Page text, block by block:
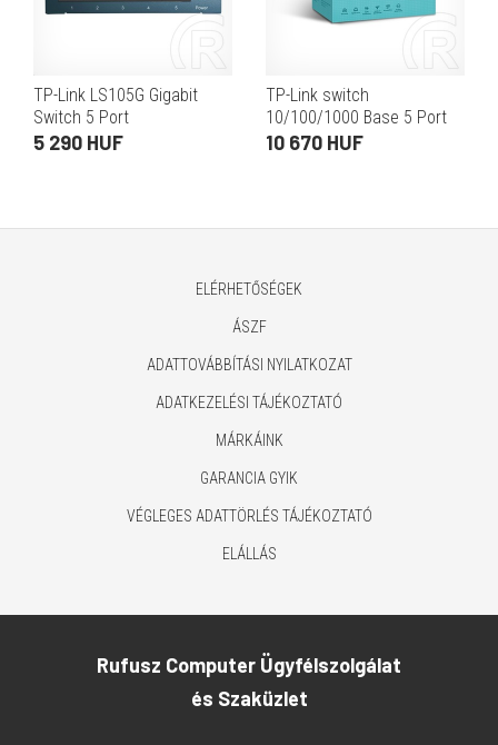
TP-Link LS105G Gigabit
Switch 5 Port
5 290 HUF
TP-Link switch
10/100/1000 Base 5 Port
(4 port POE+)
10 670 HUF
ELÉRHETŐSÉGEK
ÁSZF
ADATTOVÁBBÍTÁSI NYILATKOZAT
ADATKEZELÉSI TÁJÉKOZTATÓ
MÁRKÁINK
GARANCIA GYIK
VÉGLEGES ADATTÖRLÉS TÁJÉKOZTATÓ
ELÁLLÁS
Rufusz Computer Ügyfélszolgálat
és Szaküzlet